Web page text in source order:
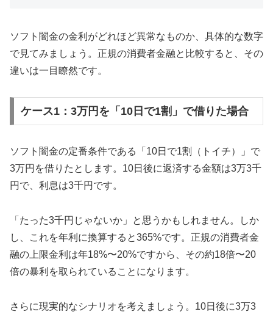
ソフト闇金の金利がどれほど異常なものか、具体的な数字
で見てみましょう。正規の消費者金融と比較すると、その
違いは一目瞭然です。
ケース1：3万円を「10日で1割」で借りた場合
ソフト闇金の定番条件である「10日で1割（トイチ）」で
3万円を借りたとします。10日後に返済する金額は3万3千
円で、利息は3千円です。
「たった3千円じゃないか」と思うかもしれません。しか
し、これを年利に換算すると365%です。正規の消費者金
融の上限金利は年18%〜20%ですから、その約18倍〜20
倍の暴利を取られていることになります。
さらに現実的なシナリオを考えましょう。10日後に3万3